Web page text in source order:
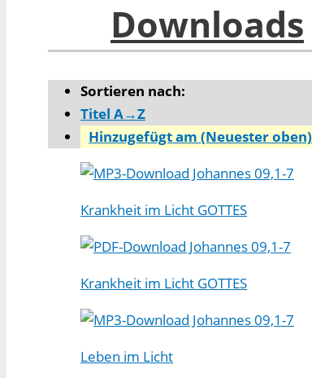
Downloads
Sortieren nach:
Titel A→Z
Hinzugefügt am (Neuester oben)
Johannes 09,1-7
Krankheit im Licht GOTTES
Johannes 09,1-7
Krankheit im Licht GOTTES
Johannes 09,1-7
Leben im Licht